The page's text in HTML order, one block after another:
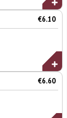
€6.10
€6.60